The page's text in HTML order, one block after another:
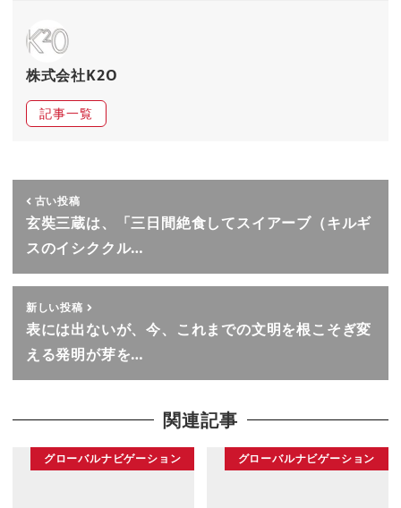
株式会社K2O
記事一覧
古い投稿
玄奘三蔵は、「三日間絶食してスイアーブ（キルギ
スのイシククル…
新しい投稿
表には出ないが、今、これまでの文明を根こそぎ変
える発明が芽を…
関連記事
グローバルナビゲーション グローバルナビゲーション